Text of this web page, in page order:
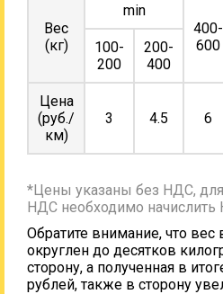
Вес
(кг)
min
400-
600
100-
200
200-
400
Цена
(руб./
км)
3 4.5 6
*Цены указаны без НДС,
НДС необходимо начислить
Обратите внимание, что вес
округлен до десятков
сторону, а полученная в
рублей, также в сторону